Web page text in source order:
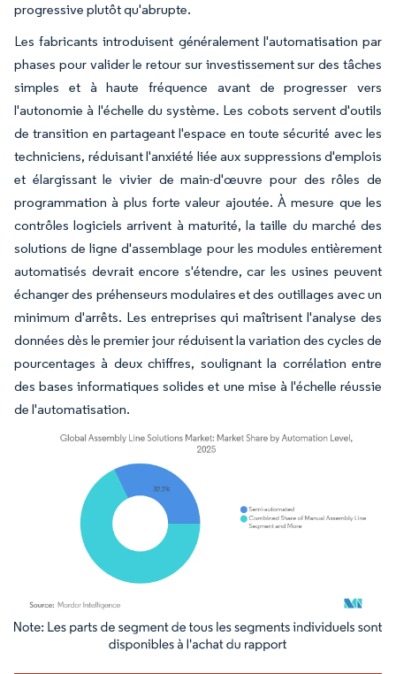
progressive plutôt qu'abrupte.
Les fabricants introduisent généralement l'automatisation par
phases pour valider le retour sur investissement sur des tâches
simples et à haute fréquence avant de progresser vers
l'autonomie à l'échelle du système. Les cobots servent d'outils
de transition en partageant l'espace en toute sécurité avec les
techniciens, réduisant l'anxiété liée aux suppressions d'emplois
et élargissant le vivier de main-d'œuvre pour des rôles de
programmation à plus forte valeur ajoutée. À mesure que les
contrôles logiciels arrivent à maturité, la taille du marché des
solutions de ligne d'assemblage pour les modules entièrement
automatisés devrait encore s'étendre, car les usines peuvent
échanger des préhenseurs modulaires et des outillages avec un
minimum d'arrêts. Les entreprises qui maîtrisent l'analyse des
données dès le premier jour réduisent la variation des cycles de
pourcentages à deux chiffres, soulignant la corrélation entre
des bases informatiques solides et une mise à l'échelle réussie
de l'automatisation.
Image © Mordor Intelligence. La réutilisation nécessite une attribution sous CC BY